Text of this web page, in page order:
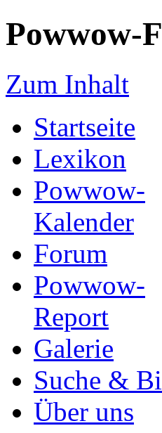
Powwow-
Zum Inhalt
Startseite
Lexikon
Powwow-
Kalender
Forum
Powwow-
Report
Galerie
Suche &
Über uns